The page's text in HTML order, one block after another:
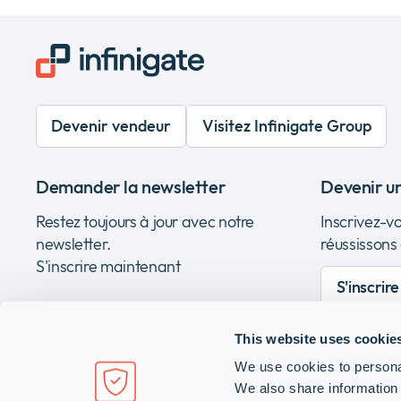
This website uses
We use cookies to
We also share
Devenir vendeur Visitez Infinigate Group
Demander la newsletter
Restez toujours à jour avec notre
newsletter.
S'inscrire maintenant
Devenir
Inscrivez-
Infinigate France SAS